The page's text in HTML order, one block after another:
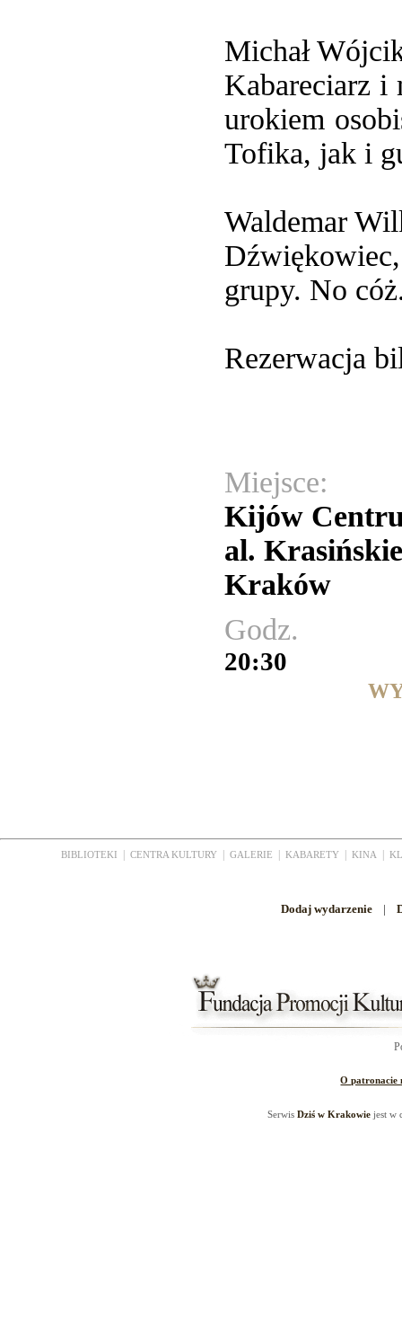
Michał
Kabareciarz i
urokiem
Tofika, jak i
Waldemar
grupy. No
Rezerwacja
Miejsce:
Kijów
al.
Kraków
Godz.
20:30
BIBLIOTEKI CENTRA KULTURY GALERIE KABARETY KINA
Dodaj wydarzenie |
O patronacie
SerwisDziś w Krakowie jest w